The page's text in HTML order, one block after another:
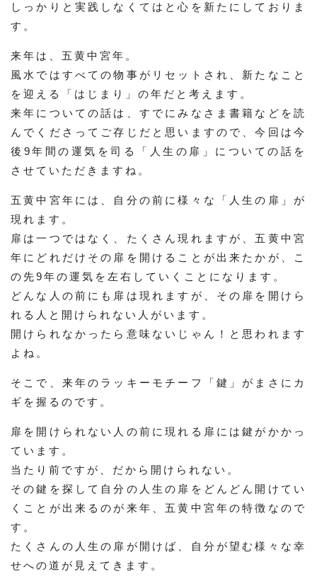
しっかりと実践しなくてはと心を新たにしておりま
す。
来年は、五黄中宮年。
風水ではすべての物事がリセットされ、新たなこと
を迎える「はじまり」の年だと考えます。
来年についての話は、すでにみなさま書籍などを読
んでくださってご存じだと思いますので、今回は今
後9年間の運気を司る「人生の扉」についての話を
させていただきますね。
五黄中宮年には、自分の前に様々な「人生の扉」が
現れます。
扉は一つではなく、たくさん現れますが、五黄中宮
年にどれだけその扉を開けることが出来たかが、こ
の先9年の運気を左右していくことになります。
どんな人の前にも扉は現れますが、その扉を開けら
れる人と開けられない人がいます。
開けられなかったら意味ないじゃん！と思われます
よね。
そこで、来年のラッキーモチーフ「鍵」がまさにカ
ギを握るのです。
扉を開けられない人の前に現れる扉には鍵がかかっ
ています。
当たり前ですが、だから開けられない。
その鍵を探して自分の人生の扉をどんどん開けてい
くことが出来るのが来年、五黄中宮年の特徴なので
す。
たくさんの人生の扉が開けば、自分が望む様々な幸
せへの道が見えてきます。